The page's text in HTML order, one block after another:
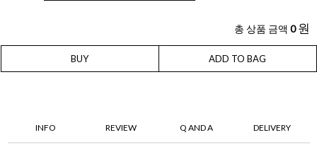
총 상품 금액 0 원
BUY ADD TO BAG
INFO REVIEW Q AND A DELIVERY